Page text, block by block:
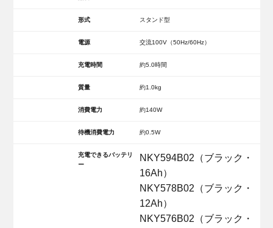
形式 スタンド型
電源 交流100V（50Hz/60Hz）
充電時間 約5.0時間
質量 約1.0kg
消費電力 約140W
待機消費電力 約0.5W
充電できるバッテリ
ー
NKY594B02（ブラック・
16Ah）
NKY578B02（ブラック・
12Ah）
NKY576B02（ブラック・